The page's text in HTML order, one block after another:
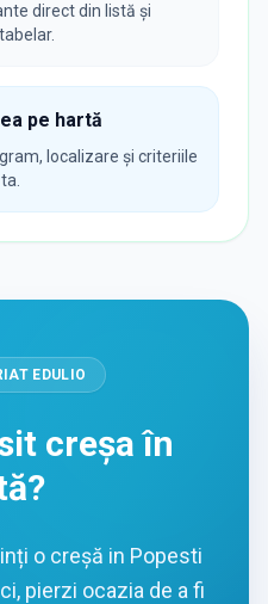
direct din listă și
pe hartă
localizare și criteriile
EDULIO
creșa în
o creșă in Popesti
pierzi ocazia de a fi